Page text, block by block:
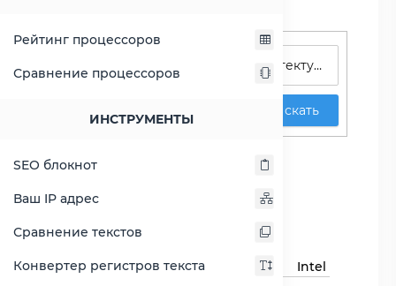
Рейтинг процессоров
Сравнение процессоров
ИНСТРУМЕНТЫ
SEO блокнот
Ваш IP адрес
Сравнение текстов
Конвертер регистров текста
Искать
Xeon X5670
Сравнить Xeon X5670
Основная информация
Бренд
Intel